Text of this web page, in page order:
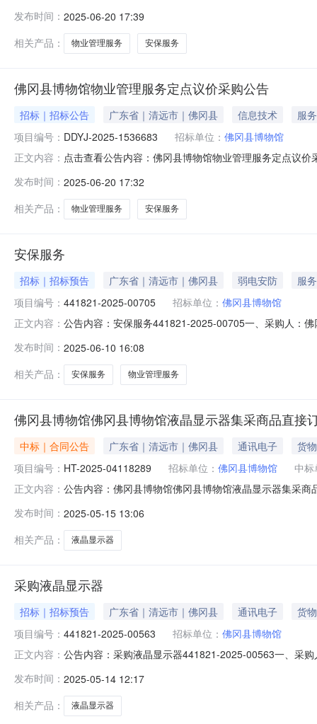
元整）（三）成交标的明细服务描述数量单位供应商报
发布时间： 2025-06-20 17:39
相关产品：
物业管理服务 安保服务
佛冈县博物馆物业管理服务定点议价采购公告
招标｜招标公告 广东省｜清远市｜佛冈县 信息技术
服务
项目编号： DDYJ-2025-1536683 招标单位： 佛冈县博物馆
正文内容： 点击查看公告内容：佛冈县博物馆物业管理服务定点议
商务需求编号需求内容1安保服务（五）议价发起时间：
理方
发布时间： 2025-06-20 17:32
相关产品：
物业管理服务 安保服务
安保服务
招标｜招标预告 广东省｜清远市｜佛冈县 弱电安防
服务
项目编号： 441821-2025-00705 招标单位： 佛冈县博物馆
正文内容： 公告内容：安保服务441821-2025-00705一、采购人：
发布时间： 2025-06-10 16:08
相关产品：
安保服务 物业管理服务
佛冈县博物馆佛冈县博物馆液晶显示器集采商品直接
中标｜合同公告 广东省｜清远市｜佛冈县 通讯电子
货物
项目编号： HT-2025-04118289 招标单位： 佛冈县博物馆
中标
正文内容： 公告内容：佛冈县博物馆佛冈县博物馆液晶显示器集采
方式：15992061602供应商(乙方)：佛冈县石角镇科讯
发布时间： 2025-05-15 13:06
相关产品：
液晶显示器
采购液晶显示器
招标｜招标预告 广东省｜清远市｜佛冈县 通讯电子
货物
项目编号： 441821-2025-00563 招标单位： 佛冈县博物馆
正文内容： 公告内容：采购液晶显示器441821-2025-00563一、采
发布时间： 2025-05-14 12:17
相关产品：
液晶显示器